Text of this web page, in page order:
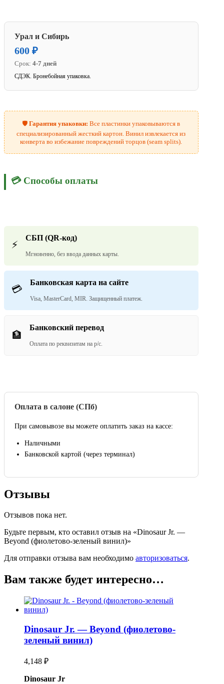
Урал и Сибирь
600 ₽
Срок: 4-7 дней
СДЭК. Бронебойная упаковка.
🛡️Гарантия упаковки: Все пластинки упаковываются в
специализированный жесткий картон. Винил извлекается из
конверта во избежание повреждений торцов (seam splits).
💳 Способы оплаты
⚡
СБП (QR-код)
Мгновенно, без ввода данных карты.
💳
Банковская карта на сайте
Visa, MasterCard, MIR. Защищенный платеж.
🏦
Банковский перевод
Оплата по реквизитам на р/с.
Оплата в салоне (СПб)
При самовывозе вы можете оплатить заказ на кассе:
Наличными
Банковской картой (через терминал)
Отзывы
Отзывов пока нет.
Будьте первым, кто оставил отзыв на «Dinosaur Jr. —
Beyond (фиолетово-зеленый винил)»
Для отправки отзыва вам необходимо авторизоваться.
Вам также будет интересно…
Dinosaur Jr. — Beyond (фиолетово-
зеленый винил)
4,148 ₽
Dinosaur Jr